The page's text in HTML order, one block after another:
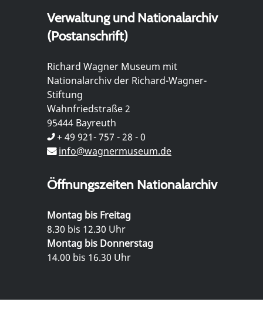
Verwaltung und Nationalarchiv
(Postanschrift)
Richard Wagner Museum mit
Nationalarchiv der Richard-Wagner-
Stiftung
Wahnfriedstraße 2
95444 Bayreuth
+ 49 921- 757 - 28 - 0
info@wagnermuseum.de
Öffnungszeiten Nationalarchiv
Montag bis Freitag
8.30 bis 12.30 Uhr
Montag bis Donnerstag
14.00 bis 16.30 Uhr